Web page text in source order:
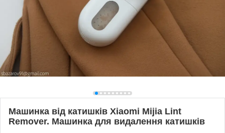
Машинка від катишків Xiaomi Mijia Lint
Remover. Машинка для видалення катишків